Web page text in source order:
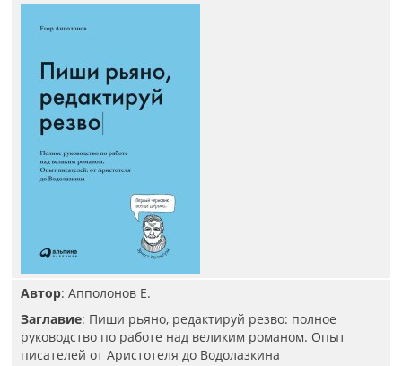
Автор: Апполонов Е.
Заглавие: Пиши рьяно, редактируй резво: полное
руководство по работе над великим романом. Опыт
писателей от Аристотеля до Водолазкина